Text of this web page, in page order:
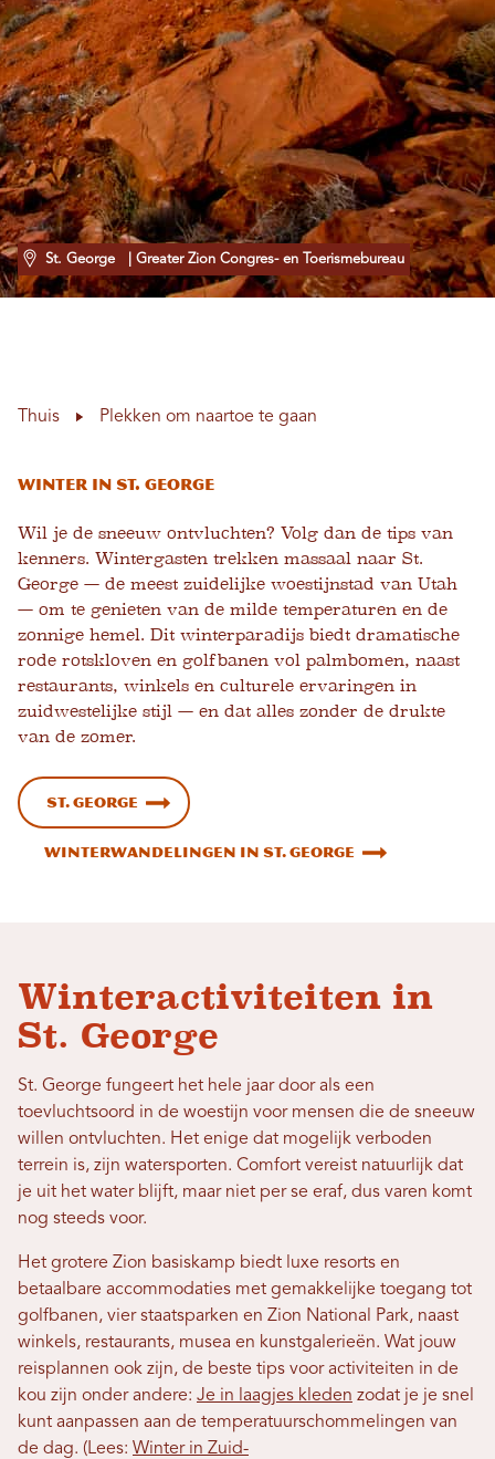
St. George | Greater Zion Congres- en Toerismebureau
Thuis Plekken om naartoe te gaan
Winter in St. George
Wil je de sneeuw ontvluchten? Volg dan de tips van
kenners. Wintergasten trekken massaal naar St.
George — de meest zuidelijke woestijnstad van Utah
— om te genieten van de milde temperaturen en de
zonnige hemel. Dit winterparadijs biedt dramatische
rode rotskloven en golfbanen vol palmbomen, naast
restaurants, winkels en culturele ervaringen in
zuidwestelijke stijl — en dat alles zonder de drukte
van de zomer.
St. George
Winterwandelingen in St. George
Winteractiviteiten in
St. George
St. George fungeert het hele jaar door als een
toevluchtsoord in de woestijn voor mensen die de sneeuw
willen ontvluchten. Het enige dat mogelijk verboden
terrein is, zijn watersporten. Comfort vereist natuurlijk dat
je uit het water blijft, maar niet per se eraf, dus varen komt
nog steeds voor.
Het grotere Zion basiskamp biedt luxe resorts en
betaalbare accommodaties met gemakkelijke toegang tot
golfbanen, vier staatsparken en Zion National Park, naast
winkels, restaurants, musea en kunstgalerieën. Wat jouw
reisplannen ook zijn, de beste tips voor activiteiten in de
kou zijn onder andere: Je in laagjes kleden zodat je je snel
kunt aanpassen aan de temperatuurschommelingen van
de dag. (Lees: Winter in Zuid-